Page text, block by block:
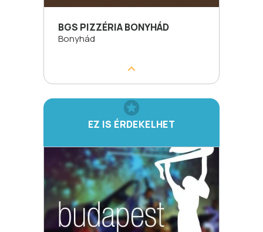
BGS PIZZÉRIA BONYHÁD
Bonyhád
EZ IS ÉRDEKELHET